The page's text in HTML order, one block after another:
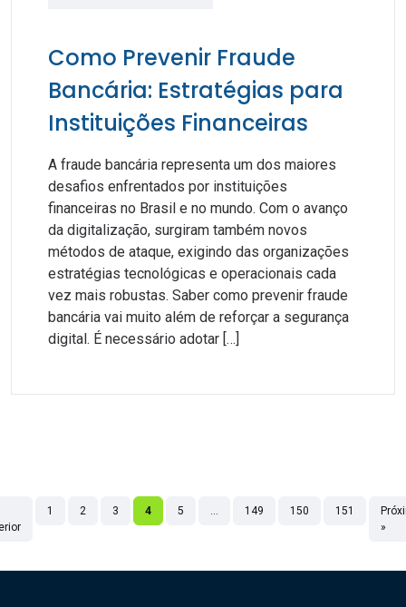
Como Prevenir Fraude
Bancária: Estratégias para
Instituições Financeiras
A fraude bancária representa um dos maiores
desafios enfrentados por instituições
financeiras no Brasil e no mundo. Com o avanço
da digitalização, surgiram também novos
métodos de ataque, exigindo das organizações
estratégias tecnológicas e operacionais cada
vez mais robustas. Saber como prevenir fraude
bancária vai muito além de reforçar a segurança
digital. É necessário adotar […]
1 2 3 4 5 … 149 150 151
»